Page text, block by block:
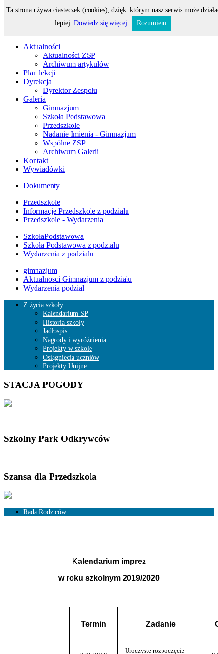
Odwiedza nas 145 gości oraz 0 użytkowników.
Aktualności
Aktualności ZSP
Archiwum artykułów
Plan lekcji
Dyrekcja
Dyrektor Zespołu
Galeria
Gimnazjum
Szkoła Podstawowa
Przedszkole
Nadanie Imienia - Gimnazjum
Wspólne ZSP
Archiwum Galerii
Kontakt
Wywiadówki
Dokumenty
Przedszkole
Informacje Przedszkole z podziału
Przedszkole - Wydarzenia
SzkołaPodstawowa
Szkoła Podstawowa z podzialu
Wydarzenia z podzialu
gimnazjum
Aktualnosci Gimnazjum z podziału
Wydarzenia podzial
Z życia szkoły
Kalendarium SP
Historia szkoły
Jadłospis
Nagrody i wyróżnienia
Projekty w szkole
Osiągniecia uczniów
Projekty Unijne
STACJA POGODY
Szkolny Park Odkrywców
Szansa dla Przedszkola
Rada Rodziców
Kalendarium imprez
w roku szkolnym 2019/2020
Termin Zadanie
Uroczyste rozpoczęcie
Ta strona używa ciasteczek (cookies), dzięki którym nasz serwis może
lepiej. Dowiedz się więcej Rozumiem